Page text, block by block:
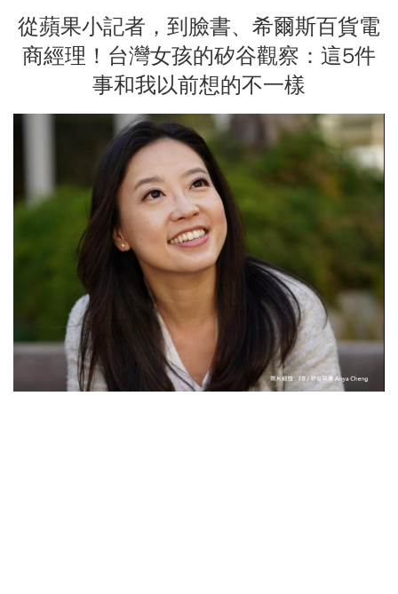
從蘋果小記者，到臉書、希爾斯百貨電
商經理！台灣女孩的矽谷觀察：這5件
事和我以前想的不一樣